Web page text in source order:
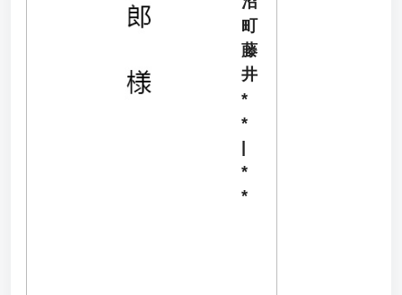
町
藤
井
*
*
|
*
*